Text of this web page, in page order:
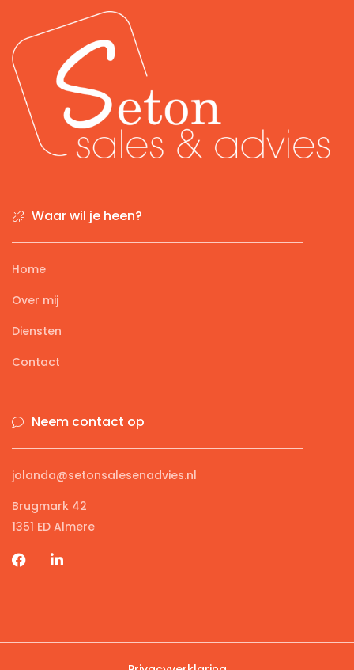
Waar wil je heen?
Home
Over mij
Diensten
Contact
Neem contact op
jolanda@setonsalesenadvies.nl
Brugmark 42
1351 ED Almere